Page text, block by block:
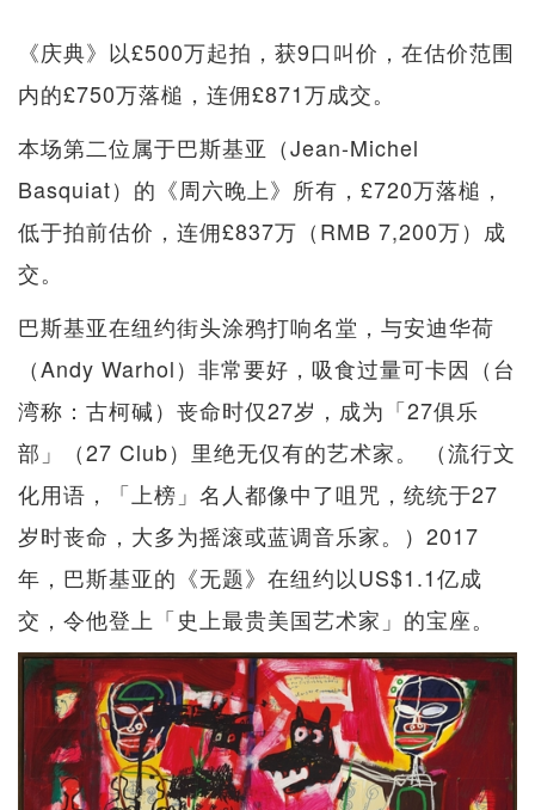
《庆典》以£500万起拍，获9口叫价，在估价范围
内的£750万落槌，连佣£871万成交。
本场第二位属于巴斯基亚（Jean-Michel
Basquiat）的《周六晚上》所有，£720万落槌，
低于拍前估价，连佣£837万（RMB 7,200万）成
交。
巴斯基亚在纽约街头涂鸦打响名堂，与安迪华荷
（Andy Warhol）非常要好，吸食过量可卡因（台
湾称：古柯碱）丧命时仅27岁，成为「27俱乐
部」（27 Club）里绝无仅有的艺术家。 （流行文
化用语，「上榜」名人都像中了咀咒，统统于27
岁时丧命，大多为摇滚或蓝调音乐家。）2017
年，巴斯基亚的《无题》在纽约以US$1.1亿成
交，令他登上「史上最贵美国艺术家」的宝座。